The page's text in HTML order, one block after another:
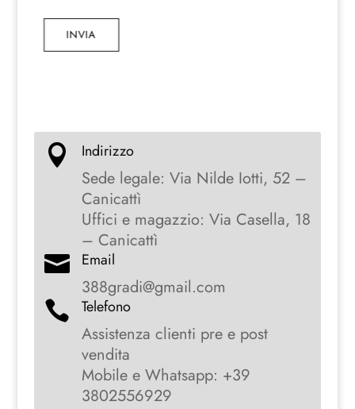
INVIA
 Indirizzo
Sede legale: Via Nilde Iotti, 52 –
Canicattì
Uffici e magazzio: Via Casella, 18
– Canicattì
 Email
388gradi@gmail.com
 Telefono
Assistenza clienti pre e post
vendita
Mobile e Whatsapp: +39
3802556929